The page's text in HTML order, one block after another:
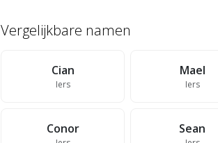
Vergelijkbare namen
Cian
Iers
Mael
Iers
Conor Sean